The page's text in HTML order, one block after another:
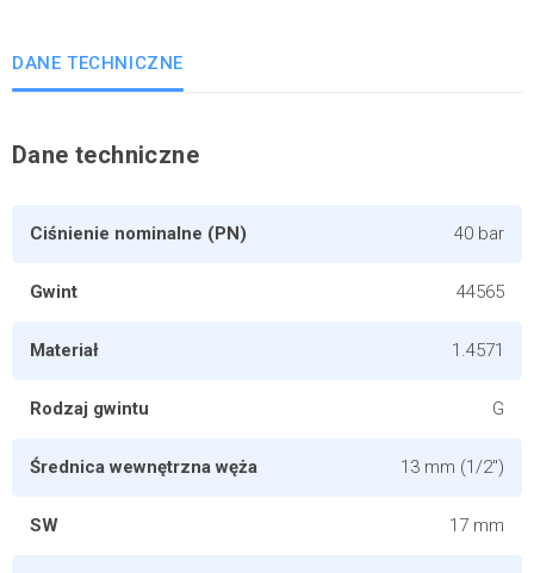
DANE TECHNICZNE
Dane techniczne
Ciśnienie nominalne (PN) 40 bar
Gwint 44565
Materiał 1.4571
Rodzaj gwintu G
Średnica wewnętrzna węża 13 mm (1/2")
SW 17 mm